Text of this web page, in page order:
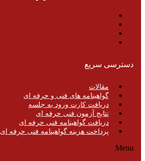
دسترسی سریع
مقالات
گواهینامه های فنی و حرفه ای
دریافت کارت ورود به جلسه
نتایج آزمون فنی حرفه ای
دریافت گواهینامه فنی حرفه ای
پرداخت هزینه گواهینامه فنی حرفه ای
Menu